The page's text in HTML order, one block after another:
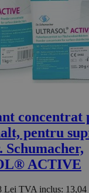
concentrat
pentru
ACTIVE
Lei TVA inclus: 13,04